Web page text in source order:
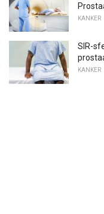
KANKER
SIR-
KANKER